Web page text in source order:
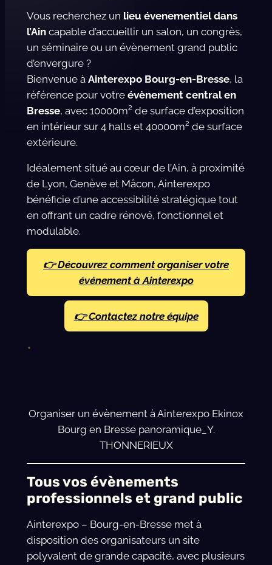
Vous recherchez un lieu évenementiel dans
l’Aincapable d’accueillir un salon, un congrès,
un séminaire ou un évènement grand public
d’envergure ?
Bienvenue à Ainterexpo Bourg-en-Bresse, la
référence pour votre évènement central en
Bresse, avec 10000m² de surface d’exposition
en intérieur sur 4 halls et 40000m² de surface
extérieure.
Idéalement situé au cœur de l’Ain, à proximité
de Lyon, Genève et Mâcon, Ainterexpo
bénéficie d’une accessibilité stratégique tout
en offrant un cadre rénové, fonctionnel et
modulable.
👉 Découvrez commentorganiser votre
événement à Ainterexpo
👉 Contactez notre équipe
Organiser un évènement à Ainterexpo Ekinox
Bourg en Bresse panoramique_Y.
THONNERIEUX
Tous vos évènements
professionnels et grand public
Ainterexpo – Bourg-en-Bresse met à
disposition des organisateurs un site
polyvalent de grande capacité, avec plusieurs